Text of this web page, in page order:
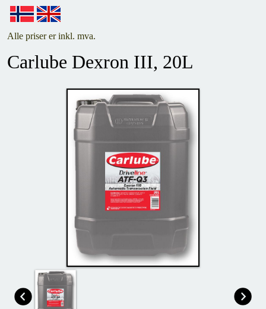
Alle priser er inkl. mva.
Carlube Dexron III, 20L